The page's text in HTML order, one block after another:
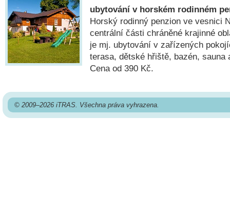
ubytování v horském rodinném
Horský rodinný penzion ve vesnici
centrální části chráněné krajinné
je mj. ubytování v zařízených
terasa, dětské hřiště, bazén, sauna
Cena od 390 Kč.
© 2009–2026 iTRAS. Všechna práva vyhrazena.